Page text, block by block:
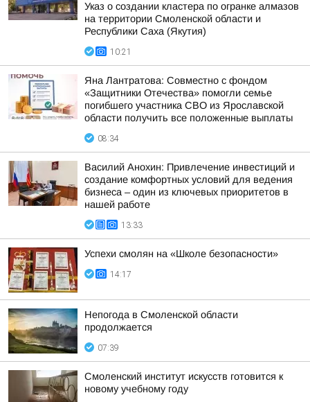
Указ о создании кластера по огранке алмазов
на территории Смоленской области и
Республики Саха (Якутия)
10:21
Яна Лантратова: Совместно с фондом
«Защитники Отечества» помогли семье
погибшего участника СВО из Ярославской
области получить все положенные выплаты
08:34
Василий Анохин: Привлечение инвестиций и
создание комфортных условий для ведения
бизнеса – один из ключевых приоритетов в
нашей работе
13:33
Успехи смолян на «Школе безопасности»
14:17
Непогода в Смоленской области
продолжается
07:39
Смоленский институт искусств готовится к
новому учебному году